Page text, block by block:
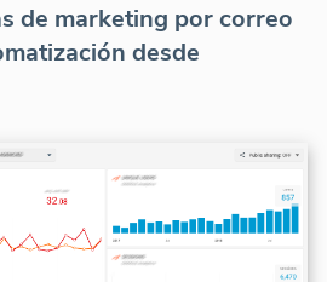
de marketing por correo
desde